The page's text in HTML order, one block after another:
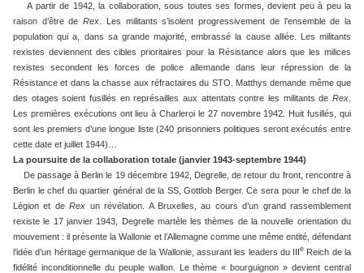
A partir de 1942, la collaboration, sous toutes ses formes, devient peu à peu la
raison d’être deRex . Les militants s’isolent progressivement de l’ensemble de la
population qui a, dans sa grande majorité, embrassé la cause alliée. Les militants
rexistes deviennent des cibles prioritaires pour la Résistance alors que les milices
rexistes secondent les forces de police allemande dans leur répression de la
Résistance et dans la chasse aux réfractaires du STO. Matthys demande même que
des otages soient fusillés en représailles aux attentats contre les militants de Rex
Les premières exécutions ont lieu à Charleroi le 27 novembre 1942. Huit fusillés, qui
sont les premiers d’une longue liste (240 prisonniers politiques seront exécutés entre
cette date et juillet 1944)…
La poursuite de la collaboration totale (janvier 1943-septembre 1944)
De passage à Berlin le 19 décembre 1942, Degrelle, de retour du front, rencontre à
Berlin le chef du quartier général de la SS, Gottlob Berger. Ce sera pour le chef de la
Légion et deRex un révélation. A Bruxelles, au cours d’un grand rassemblement
rexiste le 17 janvier 1943, Degrelle martèle les thèmes de la nouvelle orientation du
mouvement : il présente la Wallonie et l’Allemagne comme une même entité, défendant
l’idée d’un héritage germanique de la Wallonie, assurant les leaders du IIIe Reich de la
fidélité inconditionnelle du peuple wallon. Le thème « bourguignon » devient central